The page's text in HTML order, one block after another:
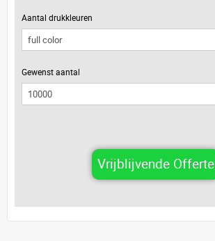
Aantal drukkleuren
Gewenst aantal
Vrijblijvende Offerte